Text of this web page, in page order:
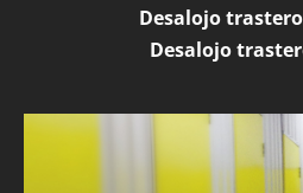
Desalojo
Desalojo